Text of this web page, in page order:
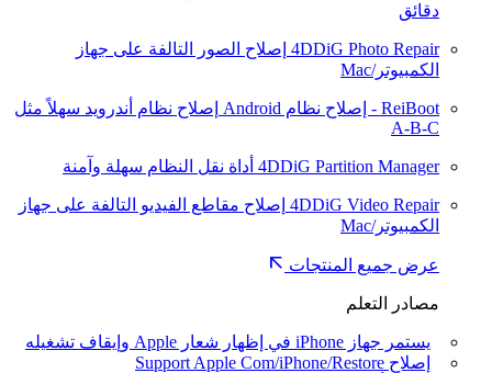
دقائق
4DDiG Photo Repair إصلاح الصور التالفة على جهاز
الكمبيوتر/Mac
ReiBoot - إصلاح نظام Android
إصلاح نظام أندرويد سهلاً مثل
A-B-C
4DDiG Partition Manager أداة نقل النظام سهلة وآمنة
4DDiG Video Repair إصلاح مقاطع الفيديو التالفة على جهاز
الكمبيوتر/Mac
عرض جميع المنتجات
مصادر التعلم
يستمر جهاز iPhone في إظهار شعار Apple وإيقاف تشغيله
إصلاح Support Apple Com/iPhone/Restore